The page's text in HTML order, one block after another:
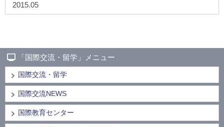
2015.05
「国際交流・留学」メニュー
国際交流・留学
国際交流NEWS
国際教育センター